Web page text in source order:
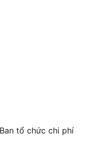
tổ chức chi phí